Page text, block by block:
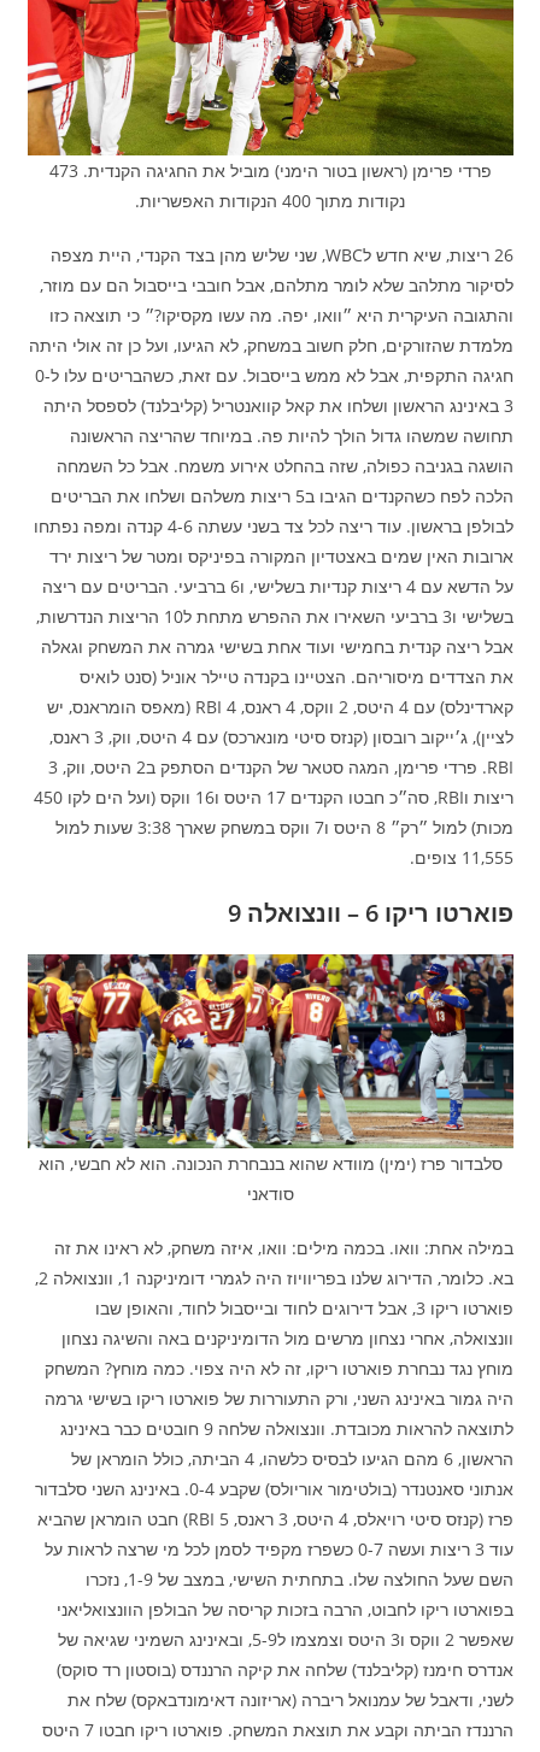
פרדי פרימן (ראשון בטור הימני) מוביל את החגיגה הקנדית. 473
נקודות מתוך 400 הנקודות האפשריות.
26 ריצות, שיא חדש לWBC, שני שליש מהן בצד הקנדי, היית מצפה
לסיקור מתלהב שלא לומר מתלהם, אבל חובבי בייסבול הם עם מוזר,
והתגובה העיקרית היא ״וואו, יפה. מה עשו מקסיקו?״ כי תוצאה כזו
מלמדת שהזורקים, חלק חשוב במשחק, לא הגיעו, ועל כן זה אולי היתה
חגיגה התקפית, אבל לא ממש בייסבול. עם זאת, כשהבריטים עלו ל0-
3 באינינג הראשון ושלחו את קאל קוואנטריל (קליבלנד) לספסל היתה
תחושה שמשהו גדול הולך להיות פה. במיוחד שהריצה הראשונה
הושגה בגניבה כפולה, שזה בהחלט אירוע משמח. אבל כל השמחה
הלכה לפח כשהקנדים הגיבו ב5 ריצות משלהם ושלחו את הבריטים
לבולפן בראשון. עוד ריצה לכל צד בשני עשתה 4-6 קנדה ומפה נפתחו
ארובות האין שמים באצטדיון המקורה בפיניקס ומטר של ריצות ירד
על הדשא עם 4 ריצות קנדיות בשלישי, ו6 ברביעי. הבריטים עם ריצה
בשלישי ו3 ברביעי השאירו את ההפרש מתחת ל10 הריצות הנדרשות,
אבל ריצה קנדית בחמישי ועוד אחת בשישי גמרה את המשחק וגאלה
את הצדדים מיסוריהם. הצטיינו בקנדה טיילר אוניל (סנט לואיס
קארדינלס) עם 4 היטס, 2 ווקס, 4 ראנס, 4 RBI (מאפס הומראנס, יש
לציין), ג׳ייקוב רובסון (קנזס סיטי מונארכס) עם 4 היטס, ווק, 3 ראנס,
RBI. פרדי פרימן, המגה סטאר של הקנדים הסתפק ב2 היטס, ווק, 3
ריצות וRBI, סה״כ חבטו הקנדים 17 היטס ו16 ווקס (ועל הים לקו 450
מכות) למול ״רק״ 8 היטס ו7 ווקס במשחק שארך 3:38 שעות למול
11,555 צופים.
פוארטו ריקו 6 – וונצואלה 9
סלבדור פרז (ימין) מוודא שהוא בנבחרת הנכונה. הוא לא חבשי, הוא
סודאני
במילה אחת: וואו. בכמה מילים: וואו, איזה משחק, לא ראינו את זה
בא. כלומר, הדירוג שלנו בפריוויוז היה לגמרי דומיניקנה 1, וונצואלה 2,
פוארטו ריקו 3, אבל דירוגים לחוד ובייסבול לחוד, והאופן שבו
וונצואלה, אחרי נצחון מרשים מול הדומיניקנים באה והשיגה נצחון
מוחץ נגד נבחרת פוארטו ריקו, זה לא היה צפוי. כמה מוחץ? המשחק
היה גמור באינינג השני, ורק התעוררות של פוארטו ריקו בשישי גרמה
לתוצאה להראות מכובדת. וונצואלה שלחה 9 חובטים כבר באינינג
הראשון, 6 מהם הגיעו לבסיס כלשהו, 4 הביתה, כולל הומראן של
אנתוני סאנטנדר (בולטימור אוריולס) שקבע 0-4. באינינג השני סלבדור
פרז (קנזס סיטי רויאלס, 4 היטס, 3 ראנס, 5 RBI) חבט הומראן שהביא
עוד 3 ריצות ועשה 0-7 כשפרז מקפיד לסמן לכל מי שרצה לראות על
השם שעל החולצה שלו. בתחתית השישי, במצב של 1-9, נזכרו
בפוארטו ריקו לחבוט, הרבה בזכות קריסה של הבולפן הוונצואליאני
שאפשר 2 ווקס ו3 היטס וצמצמו ל5-9, ובאינינג השמיני שגיאה של
אנדרס חימנז (קליבלנד) שלחה את קיקה הרננדס (בוסטון רד סוקס)
לשני, ודאבל של עמנואל ריברה (אריזונה דאימונדבאקס) שלח את
הרננדז הביתה וקבע את תוצאת המשחק. פוארטו ריקו חבטו 7 היטס